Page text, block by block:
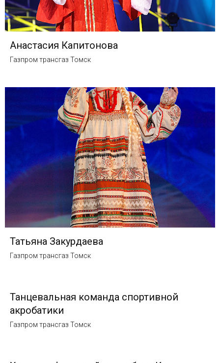
Анастасия Капитонова
Газпром трансгаз Томск
Татьяна Закурдаева
Газпром трансгаз Томск
Танцевальная команда спортивной
акробатики
Газпром трансгаз Томск